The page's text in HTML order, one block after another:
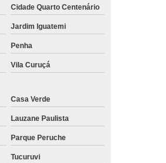
Cidade Quarto Centenário
Jardim Iguatemi
Penha
Vila Curuçá
Casa Verde
Lauzane Paulista
Parque Peruche
Tucuruvi